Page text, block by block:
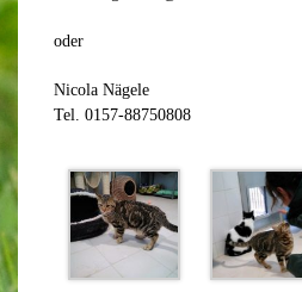
oder
Nicola Nägele
Tel. 0157-88750808